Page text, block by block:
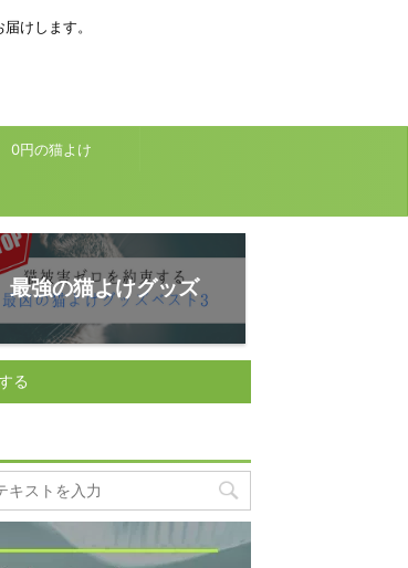
けします。
0円の猫よけ
最強の猫よけグッズ
る